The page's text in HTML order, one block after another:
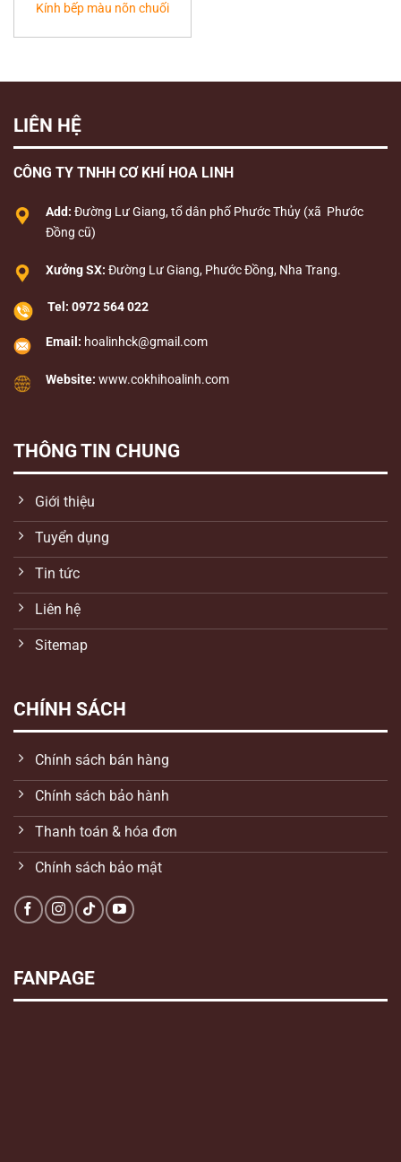
Kính bếp màu nõn chuối
LIÊN HỆ
CÔNG TY TNHH CƠ KHÍ HOA LINH
Add: Đường Lư Giang, tổ dân phố Phước Thủy (xã Phước
Đồng cũ)
Xưởng SX: Đường Lư Giang, Phước Đồng, Nha Trang.
Tel: 0972 564 022
Email: hoalinhck@gmail.com
Website: www.cokhihoalinh.com
THÔNG TIN CHUNG
Giới thiệu
Tuyển dụng
Tin tức
Liên hệ
Sitemap
CHÍNH SÁCH
Chính sách bán hàng
Chính sách bảo hành
Thanh toán & hóa đơn
Chính sách bảo mật
FANPAGE